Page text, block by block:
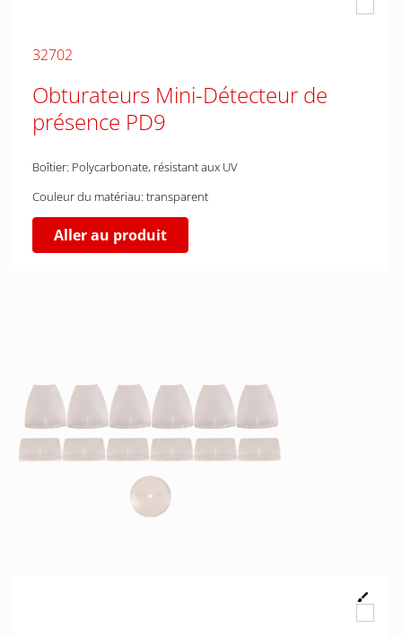
32702
Obturateurs Mini-Détecteur de
présence PD9
Boîtier: Polycarbonate, résistant aux UV
Couleur du matériau: transparent
Aller au produit